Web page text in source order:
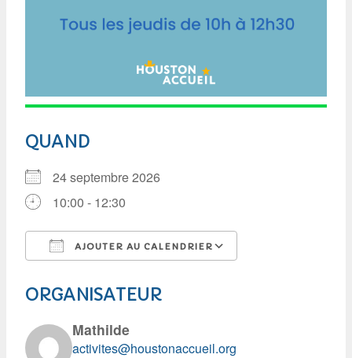
QUAND
24 septembre 2026
10:00 - 12:30
AJOUTER AU CALENDRIER
ORGANISATEUR
Mathilde
activites@houstonaccueil.org